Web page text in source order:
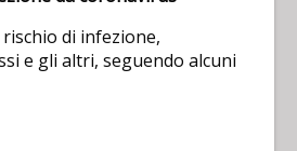
di infezione,
e gli altri, seguendo alcuni